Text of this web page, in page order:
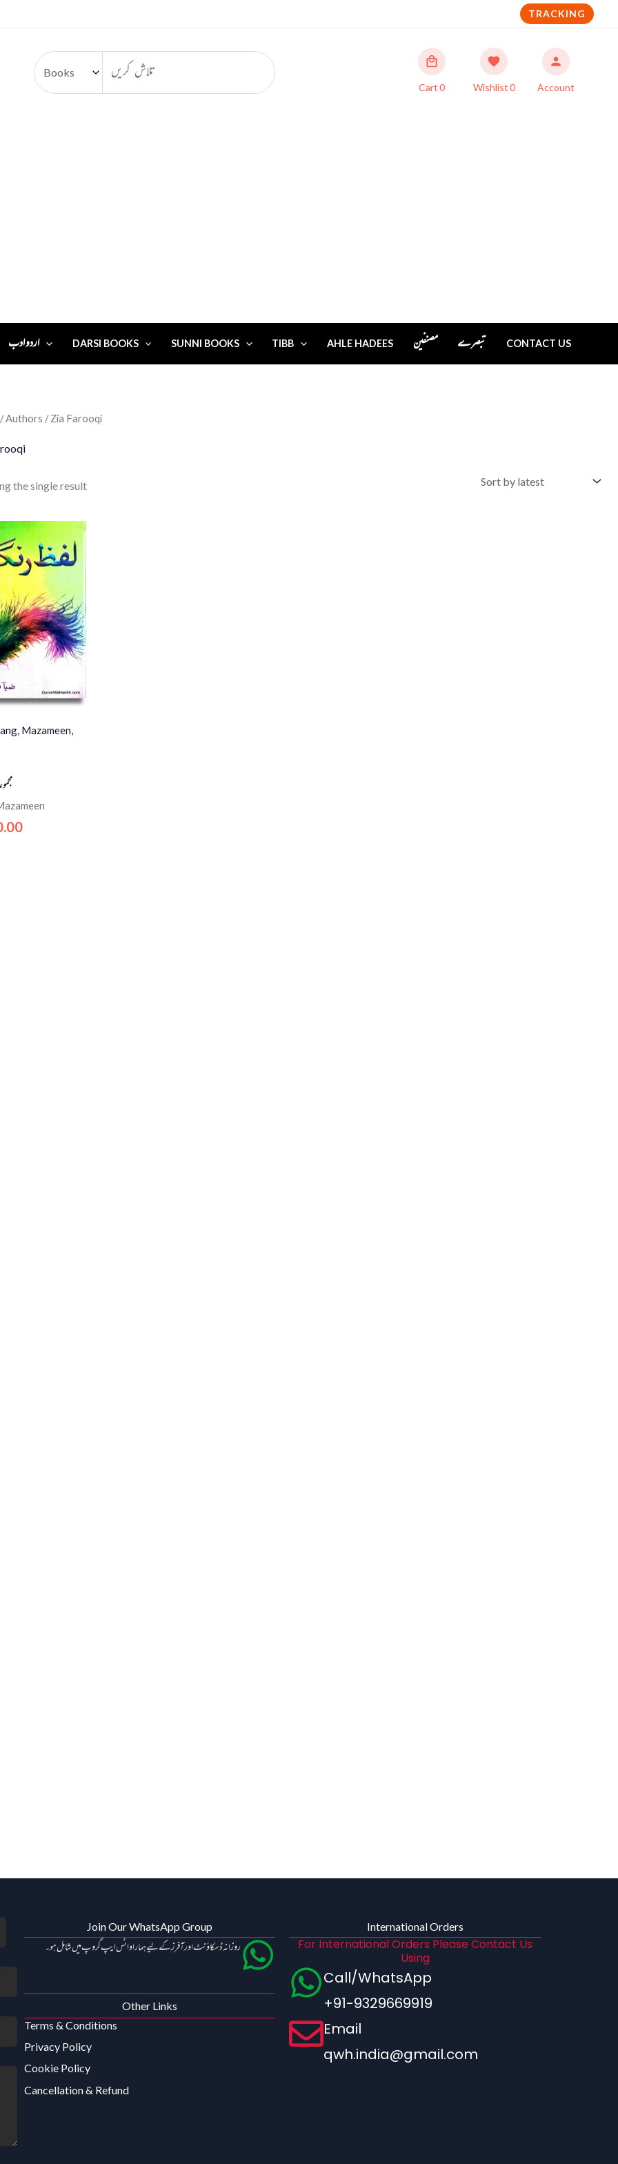
TRACKING
Cart0 Wishlist0 Account
اردو ادب DARSI BOOKS SUNNI BOOKS TIBB AHLE HADEES مصنفین تبصرے CONTACT US
/ Authors / Zia Farooqi
the single result
Mazameen,
Join Our WhatsApp Group
روزانہ ڈسکاؤنٹ اور آفرز کے لیے ہمارا واٹس ایپ گروپ میں شامل ہو۔
Other Links
Terms & Conditions
Privacy Policy
Cookie Policy
Cancellation & Refund
International Orders
For International Orders Please Contact Us
Using
Call/WhatsApp
+91-9329669919
Email
qwh.india@gmail.com